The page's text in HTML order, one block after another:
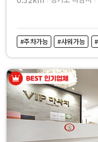
#주차가능 #샤워가능